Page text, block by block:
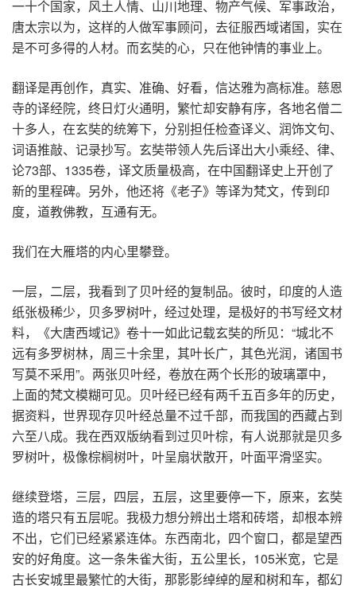
一十个国家，风土人情、山川地理、物产气候、军事政治，
唐太宗以为，这样的人做军事顾问，去征服西域诸国，实在
是不可多得的人材。而玄奘的心，只在他钟情的事业上。
翻译是再创作，真实、准确、好看，信达雅为高标准。慈恩
寺的译经院，终日灯火通明，繁忙却安静有序，各地名僧二
十多人，在玄奘的统筹下，分别担任检查译义、润饰文句、
词语推敲、记录抄写。玄奘带领人先后译出大小乘经、律、
论73部、1335卷，译文质量极高，在中国翻译史上开创了
新的里程碑。另外，他还将《老子》等译为梵文，传到印
度，道教佛教，互通有无。
我们在大雁塔的内心里攀登。
一层，二层，我看到了贝叶经的复制品。彼时，印度的人造
纸张极稀少，贝多罗树叶，经过处理，是极好的书写经文材
料，《大唐西域记》卷十一如此记载玄奘的所见：“城北不
远有多罗树林，周三十余里，其叶长广，其色光润，诸国书
写莫不采用”。两张贝叶经，卷放在两个长形的玻璃罩中，
上面的梵文模糊可见。贝叶经已经有两千五百多年的历史，
据资料，世界现存贝叶经总量不过千部，而我国的西藏占到
六至八成。我在西双版纳看到过贝叶棕，有人说那就是贝多
罗树叶，极像棕榈树叶，叶呈扇状散开，叶面平滑坚实。
继续登塔，三层，四层，五层，这里要停一下，原来，玄奘
造的塔只有五层呢。我极力想分辨出土塔和砖塔，却根本辨
不出，它们已经紧紧连体。东西南北，四个窗口，都是望西
安的好角度。这一条朱雀大街，五公里长，105米宽，它是
古长安城里最繁忙的大街，那影影绰绰的屋和树和车，都幻